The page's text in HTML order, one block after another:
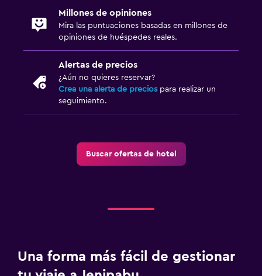
Millones de opiniones
Mira las puntuaciones basadas en millones de
opiniones de huéspedes reales.
Alertas de precios
¿Aún no quieres reservar?
Crea una alerta de precios para realizar un
seguimiento.
Buscar ofertas de hotel
Una forma más fácil de gestionar